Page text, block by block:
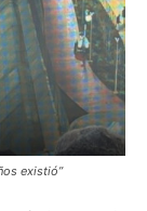
existió”